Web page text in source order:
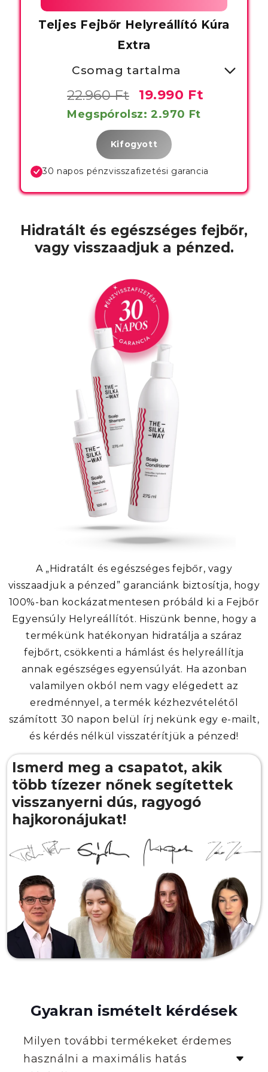
Teljes Fejbőr Helyreállító Kúra
Extra
Csomag tartalma
- 1x Savbázisú Fejbőrtisztító
- 1x Fejbőr Helyreállító Sampon
- 1x Fejbőr Helyreállító
Kondicionáló
- 1x Fejbőr Masszírozó Kefe
- 1xHajregeneráló Vitamin
19.990 Ft
22.960 Ft
Megspórolsz: 2.970 Ft
Kifogyott
30 napos pénzvisszafizetési garancia
A „Hidratált és egészséges fejbőr, vagy
visszaadjuk a pénzed” garanciánk biztosítja, hogy
100%-ban kockázatmentesen próbáld ki a Fejbőr
Egyensúly Helyreállítót. Hiszünk benne, hogy a
termékünk hatékonyan hidratálja a száraz
fejbőrt, csökkenti a hámlást és helyreállítja
annak egészséges egyensúlyát. Ha azonban
valamilyen okból nem vagy elégedett az
eredménnyel, a termék kézhezvételétől
számított 30 napon belül írj nekünk egy e-mailt,
és kérdés nélkül visszatérítjük a pénzed!
Ismerd meg a csapatot, akik
több tízezer nőnek segítettek
visszanyerni dús, ragyogó
hajkoronájukat!
Hidratált és egészséges fejbőr,
vagy visszaadjuk a pénzed.
Gyakran ismételt kérdések
Milyen további termékeket érdemes
használni a maximális hatás